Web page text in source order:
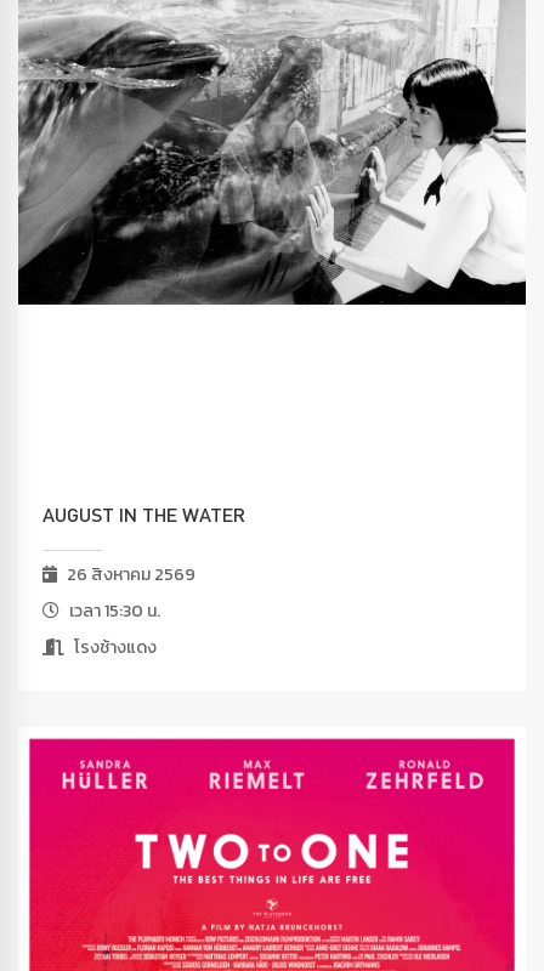
AUGUST IN THE WATER
26 สิงหาคม 2569
เวลา 15:30 น.
โรงช้างแดง